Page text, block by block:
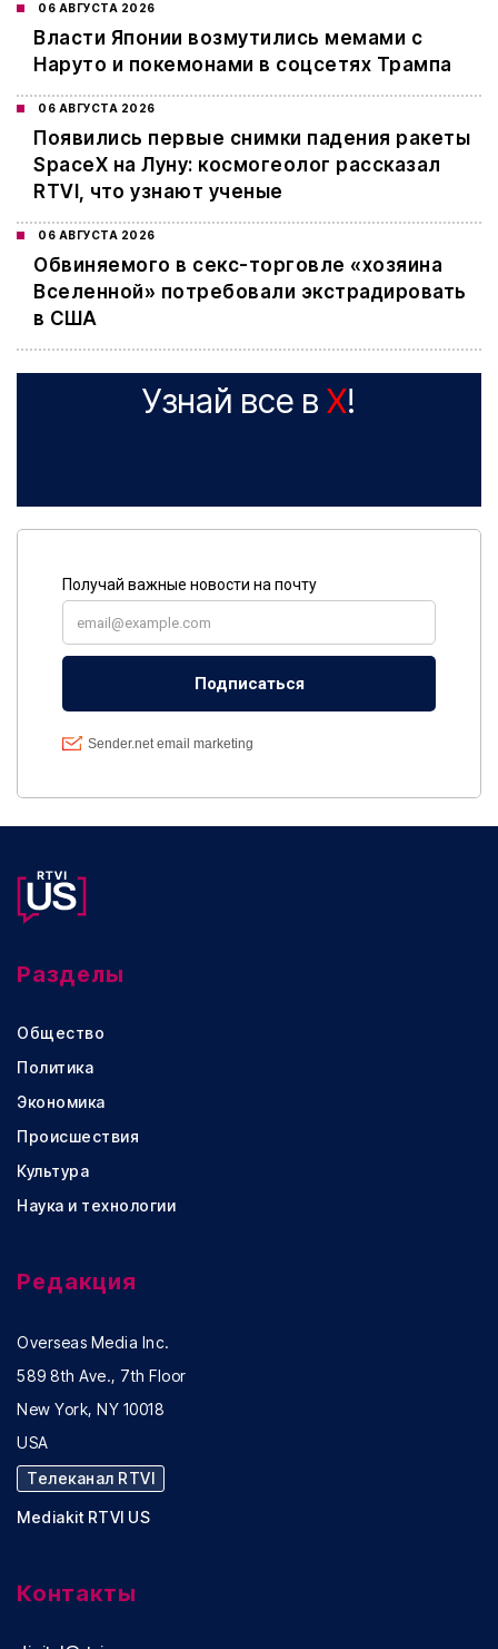
06 АВГУСТА 2026
Власти Японии возмутились мемами с
Наруто и покемонами в соцсетях Трампа
06 АВГУСТА 2026
Появились первые снимки падения ракеты
SpaceX на Луну: космогеолог рассказал
RTVI, что узнают ученые
06 АВГУСТА 2026
Обвиняемого в секс-торговле «хозяина
Вселенной» потребовали экстрадировать
в США
Узнай все в X!
Разделы
Общество
Политика
Экономика
Происшествия
Культура
Наука и технологии
Редакция
Overseas Media Inc.
589 8th Ave., 7th Floor
New York, NY 10018
USA
Телеканал RTVI
Mediakit RTVI US
Контакты